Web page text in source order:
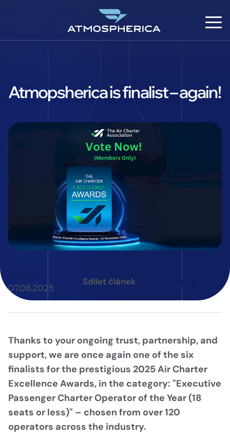
CS
Atmopsherica is finalist – again!
07.08.2025
Sdílet článek
Thanks to your ongoing trust, partnership, and
support, we are once again one of the six
finalists for the prestigious 2025 Air Charter
Excellence Awards, in the category: "Executive
Passenger Charter Operator of the Year (18
seats or less)" – chosen from over 120
operators across the industry.